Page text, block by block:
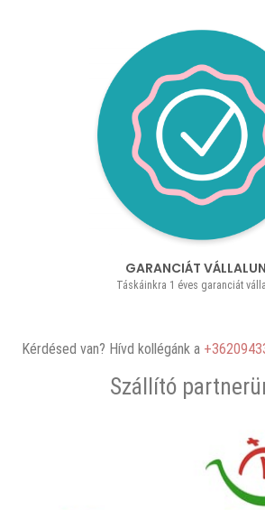
GARANCIÁT
Táskáinkra 1 éves garanciát
Kérdésed van? Hívd kollégánk a
Szállító